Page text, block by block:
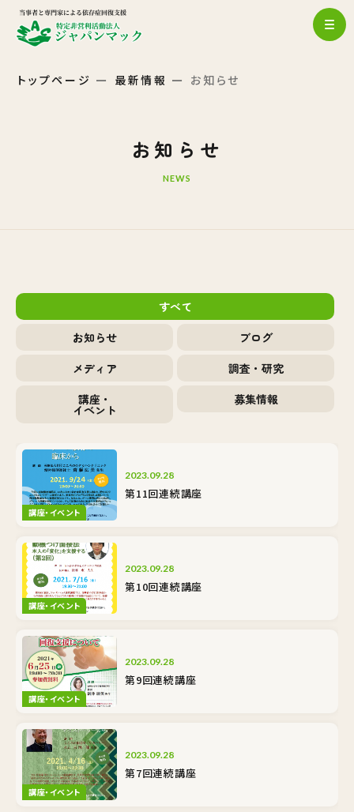
トップページ 最新情報 お知らせ
お知らせ
NEWS
すべて
お知らせ
ブログ
メディア
調査・研究
講座・
イベント
募集情報
講座・イベント
2023.09.28
第11回連続講座
講座・イベント
2023.09.28
第10回連続講座
講座・イベント
2023.09.28
第9回連続講座
講座・イベント
2023.09.28
第7回連続講座